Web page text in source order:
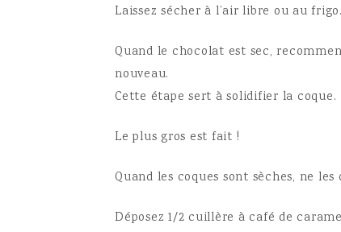
Laissez sécher à l’air libre ou au frigo.
Quand le chocolat est sec,
nouveau.
Cette étape sert à solidifier la coque.
Le plus gros est fait !
Quand les coques sont sèches, ne
Déposez 1/2 cuillère à café de